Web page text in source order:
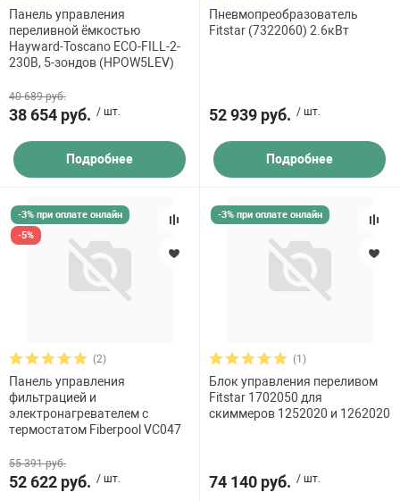
Панель управления
переливной ёмкостью
Hayward-Toscano ECO-FILL-2-
230В, 5-зондов (HPOW5LEV)
40 689 руб.
38 654 руб. / шт.
Подробнее
Пневмопреобразователь
Fitstar (7322060) 2.6кВт
52 939 руб. / шт.
Подробнее
-3% при оплате онлайн
-5%
(2)
Панель управления
фильтрацией и
электронагревателем с
термостатом Fiberpool VC047
55 391 руб.
52 622 руб. / шт.
-3% при оплате онлайн
(1)
Блок управления переливом
Fitstar 1702050 для
скиммеров 1252020 и 1262020
74 140 руб. / шт.